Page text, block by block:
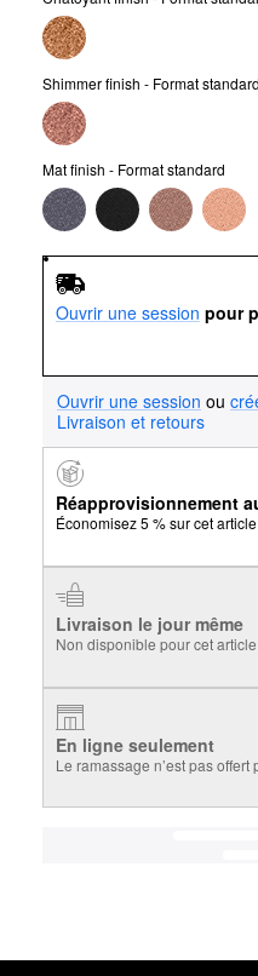
Shimmer finish - Format standard
Mat finish - Format standard
Ouvrir une session pour
Ouvrir une session ou
Livraison et retours
Réapprovisionnement
Économisez 5 % sur cet article
Livraison le jour même
Non disponible pour cet article
En ligne seulement
Le ramassage n’est pas offert